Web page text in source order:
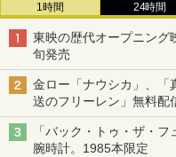
1時間 24時間
東映の歴代オープニング
旬発売
金ロー「ナウシカ」、「
送のフリーレン」無料配
「バック・トゥ・ザ・
腕時計。1985本限定